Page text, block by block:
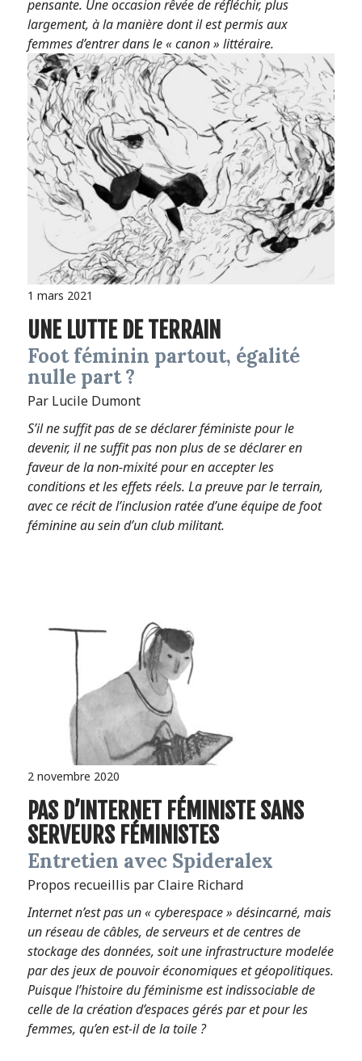
pensante. Une occasion rêvée de réfléchir, plus
largement, à la manière dont il est permis aux
femmes d’entrer dans le « canon » littéraire.
1 mars 2021
UNE LUTTE DE TERRAIN
Foot féminin partout, égalité
nulle part ?
Par Lucile Dumont
S’il ne suffit pas de se déclarer féministe pour le
devenir, il ne suffit pas non plus de se déclarer en
faveur de la non-mixité pour en accepter les
conditions et les effets réels. La preuve par le terrain,
avec ce récit de l’inclusion ratée d’une équipe de foot
féminine au sein d’un club militant.
2 novembre 2020
PAS D’INTERNET FÉMINISTE SANS
SERVEURS FÉMINISTES
Entretien avec Spideralex
Propos recueillis par Claire Richard
Internet n’est pas un « cyberespace » désincarné, mais
un réseau de câbles, de serveurs et de centres de
stockage des données, soit une infrastructure modelée
par des jeux de pouvoir économiques et géopolitiques.
Puisque l’histoire du féminisme est indissociable de
celle de la création d’espaces gérés par et pour les
femmes, qu’en est-il de la toile ?